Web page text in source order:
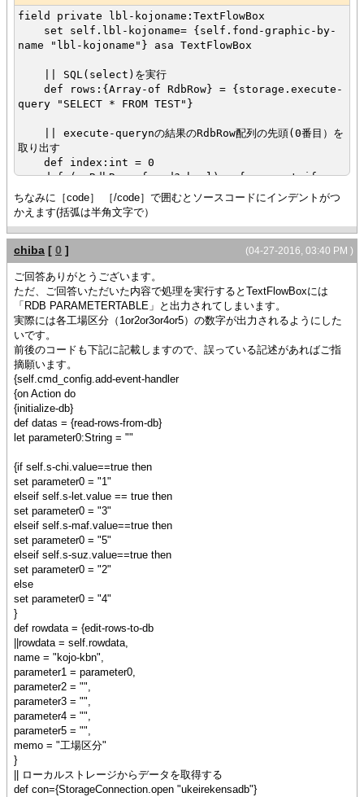
field private lbl-kojoname:TextFlowBox
set self.lbl-kojoname= {self.fond-graphic-by-
name "lbl-kojoname"} asa TextFlowBox
|| SQL(select)を実行
def rows:{Array-of RdbRow} = {storage.execute-
query "SELECT * FROM TEST"}
|| execute-querynの結果のRdbRow配列の先頭(0番目）を
取り出す
def index:int = 0
def (r:RdbRow, found?:bool) = {rows.get-if-
exists index}
{if found? then
|| RdbRowよりカラム"COL1"、"COL2"の値を取得
def col1-value:int = {r.get-int "COL1"}
def col2-value:String = {r.get-String
"COL2"}
|| 取り出した値より文字列を生成
def out-string:String =
{format
"RDB test col1=%d col2=%s",
col1-value,
col2-value
}
|| TextFlowBoxの文字列を入れ替え
{self.lbl-kojoname.clear}
{self.lbl-kojoname.add
out-string
}
ちなみに［code］ ［/code］で囲むとソースコードにインデントがつ
かえます(括弧は半角文字で）
(04-27-2016, 03:40 PM )
chiba [ 0 ]
ご回答ありがとうございます。
ただ、ご回答いただいた内容で処理を実行するとTextFlowBoxには
「RDB PARAMETERTABLE」と出力されてしまいます。
実際には各工場区分（1or2or3or4or5）の数字が出力されるようにした
いです。
前後のコードも下記に記載しますので、誤っている記述があればご指
摘願います。
{self.cmd_config.add-event-handler
{on Action do
{initialize-db}
def datas = {read-rows-from-db}
let parameter0:String = ""
{if self.s-chi.value==true then
set parameter0 = "1"
elseif self.s-let.value == true then
set parameter0 = "3"
elseif self.s-maf.value==true then
set parameter0 = "5"
elseif self.s-suz.value==true then
set parameter0 = "2"
else
set parameter0 = "4"
}
def rowdata = {edit-rows-to-db
||rowdata = self.rowdata,
name = "kojo-kbn",
parameter1 = parameter0,
parameter2 = "",
parameter3 = "",
parameter4 = "",
parameter5 = "",
memo = "工場区分"
}
|| ローカルストレージからデータを取得する
def con={StorageConnection.open "ukeirekensadb"}